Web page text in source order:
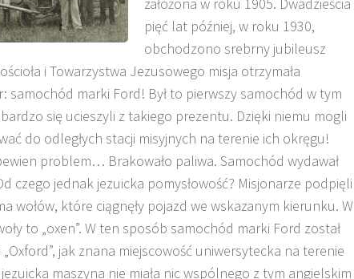
pięć lat później, w roku 1930,
obchodzono srebrny jubileusz
i Towarzystwa Jezusowego misja otrzymała
samochód marki Ford! Był to pierwszy samochód w tym
się ucieszyli z takiego prezentu. Dzięki niemu mogli
do odległych stacji misyjnych na terenie ich okręgu!
problem… Brakowało paliwa. Samochód wydawał
czego jednak jezuicka pomysłowość? Misjonarze podpięli
wołów, które ciągnęły pojazd we wskazanym kierunku. W
to „oxen”. W ten sposób samochód marki Ford został
jak znana miejscowość uniwersytecka na terenie
maszyna nie miała nic wspólnego z tym angielskim